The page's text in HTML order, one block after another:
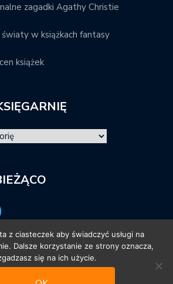
zagadki Agathy Christie
w książkach fantasy
książek
z ciasteczek aby świadczyć usługi na
Dalsze korzystanie ze strony oznacza,
się na ich użycie.